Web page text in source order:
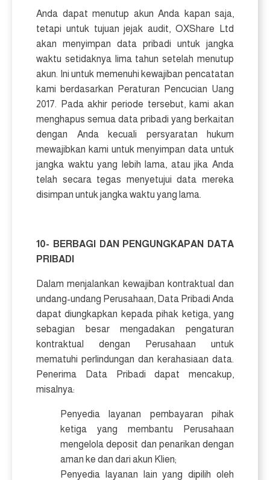
Anda dapat menutup akun Anda kapan saja,
tetapi untuk tujuan jejak audit, OXShare Ltd
akan menyimpan data pribadi untuk jangka
waktu setidaknya lima tahun setelah menutup
akun. Ini untuk memenuhi kewajiban pencatatan
kami berdasarkan Peraturan Pencucian Uang
2017. Pada akhir periode tersebut, kami akan
menghapus semua data pribadi yang berkaitan
dengan Anda kecuali persyaratan hukum
mewajibkan kami untuk menyimpan data untuk
jangka waktu yang lebih lama, atau jika Anda
telah secara tegas menyetujui data mereka
disimpan untuk jangka waktu yang lama.
10- BERBAGI DAN PENGUNGKAPAN DATA
PRIBADI
Dalam menjalankan kewajiban kontraktual dan
undang-undang Perusahaan, Data Pribadi Anda
dapat diungkapkan kepada pihak ketiga, yang
sebagian besar mengadakan pengaturan
kontraktual dengan Perusahaan untuk
mematuhi perlindungan dan kerahasiaan data.
Penerima Data Pribadi dapat mencakup,
misalnya:
Penyedia layanan pembayaran pihak
ketiga yang membantu Perusahaan
mengelola deposit dan penarikan dengan
aman ke dan dari akun Klien;
Penyedia layanan lain yang dipilih oleh